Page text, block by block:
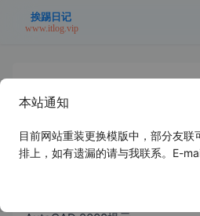
CAD2008激活之后，
许可证错误。许可证
本站通知
目前网站重装更换模版中，部分友
排上，如有遗漏的请与我联系。E-